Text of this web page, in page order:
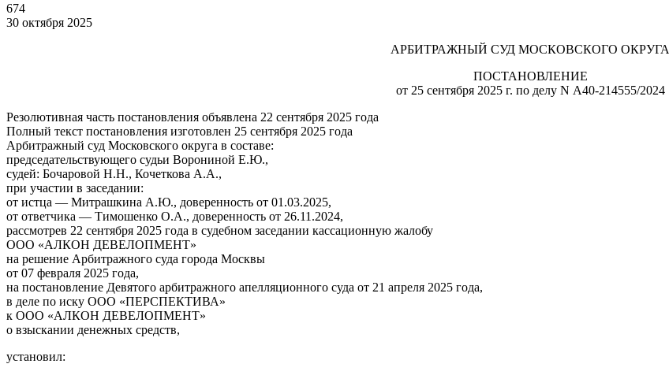
674
30 октября 2025
АРБИТРАЖНЫЙ СУД МОСКОВСКОГО ОКРУГА
ПОСТАНОВЛЕНИЕ
от 25 сентября 2025 г. по делу N А40-214555/2024
Резолютивная часть постановления объявлена 22 сентября 2025 года
Полный текст постановления изготовлен 25 сентября 2025 года
Арбитражный суд Московского округа в составе:
председательствующего судьи Ворониной Е.Ю.,
судей: Бочаровой Н.Н., Кочеткова А.А.,
при участии в заседании:
от истца — Митрашкина А.Ю., доверенность от 01.03.2025,
от ответчика — Тимошенко О.А., доверенность от 26.11.2024,
рассмотрев 22 сентября 2025 года в судебном заседании кассационную жалобу
ООО «АЛКОН ДЕВЕЛОПМЕНТ»
на решение Арбитражного суда города Москвы
от 07 февраля 2025 года,
на постановление Девятого арбитражного апелляционного суда от 21 апреля 2025 года,
в деле по иску ООО «ПЕРСПЕКТИВА»
к ООО «АЛКОН ДЕВЕЛОПМЕНТ»
о взыскании денежных средств,
установил: